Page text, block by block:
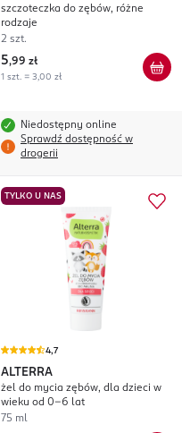
szczoteczka do zębów, różne
rodzaje
2 szt.
5,99 zł
1 szt. = 3,00 zł
Niedostępny online
Sprawdź dostępność w
drogerii
TYLKO U NAS
4,7
ALTERRA
żel do mycia zębów, dla dzieci w
wieku od 0-6 lat
75 ml